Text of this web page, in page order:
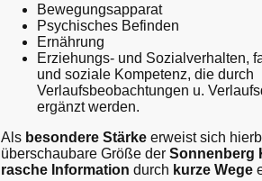
Bewegungsapparat
Psychisches Befinden
Ernährung
Erziehungs- und Sozialverhalten,
und soziale Kompetenz, die durch
Verlaufsbeobachtungen u.
ergänzt werden.
Als besondere Stärke erweist sich
überschaubare Größe der Sonnenberg
rasche Information durch kurze Wege